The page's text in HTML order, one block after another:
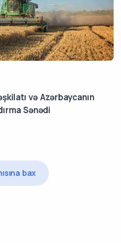
və Azərbaycanın
Sənədi
bax